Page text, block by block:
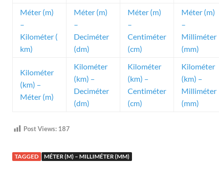
Méter (m)
–
Kilométer (
km)
Méter (m)
–
Deciméter
(dm)
Méter (m)
–
Centiméter
(cm)
Méter (m)
–
Milliméter
(mm)
Kilométer
(km) –
Méter (m)
Kilométer
(km) –
Deciméter
(dm)
Kilométer
(km) –
Centiméter
(cm)
Kilométer
(km) –
Milliméter
(mm)
Post Views: 187
TAGGED MÉTER (M) – MILLIMÉTER (MM)